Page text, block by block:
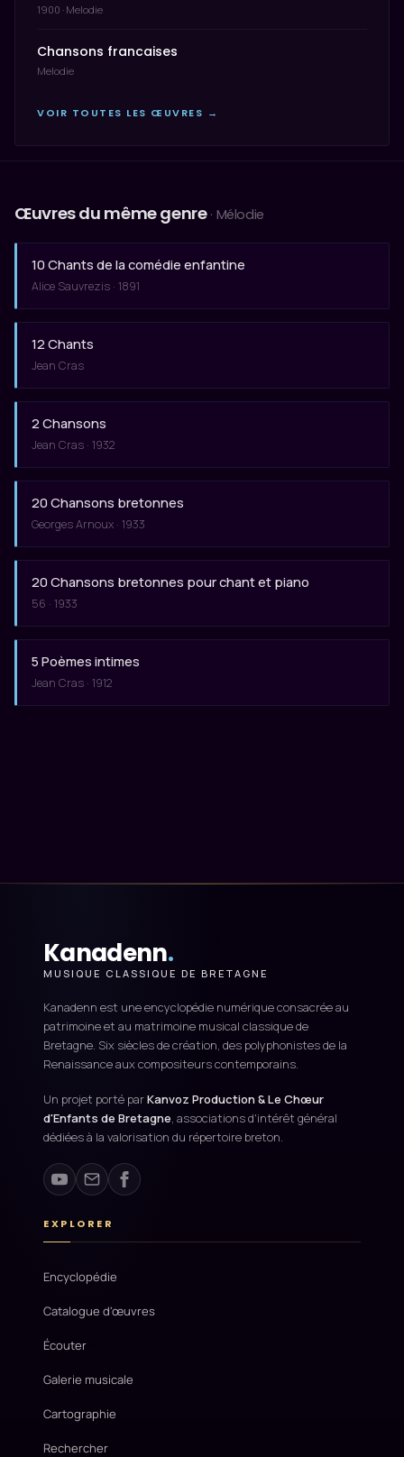
1900 · Melodie
Chansons francaises
Melodie
VOIR TOUTES LES ŒUVRES →
Œuvres du même genre · Mélodie
10 Chants de la comédie enfantine
Alice Sauvrezis · 1891
12 Chants
Jean Cras
2 Chansons
Jean Cras · 1932
20 Chansons bretonnes
Georges Arnoux · 1933
20 Chansons bretonnes pour chant et piano
56 · 1933
5 Poèmes intimes
Jean Cras · 1912
Kanadenn.
MUSIQUE CLASSIQUE DE BRETAGNE
Kanadenn est une encyclopédie numérique consacrée au
patrimoine et au matrimoine musical classique de
Bretagne. Six siècles de création, des polyphonistes de la
Renaissance aux compositeurs contemporains.
Un projet porté parKanvoz Production & Le Chœur
d'Enfants de Bretagne, associations d'intérêt général
dédiées à la valorisation du répertoire breton.
EXPLORER
Encyclopédie
Catalogue d'œuvres
Écouter
Galerie musicale
Cartographie
Rechercher